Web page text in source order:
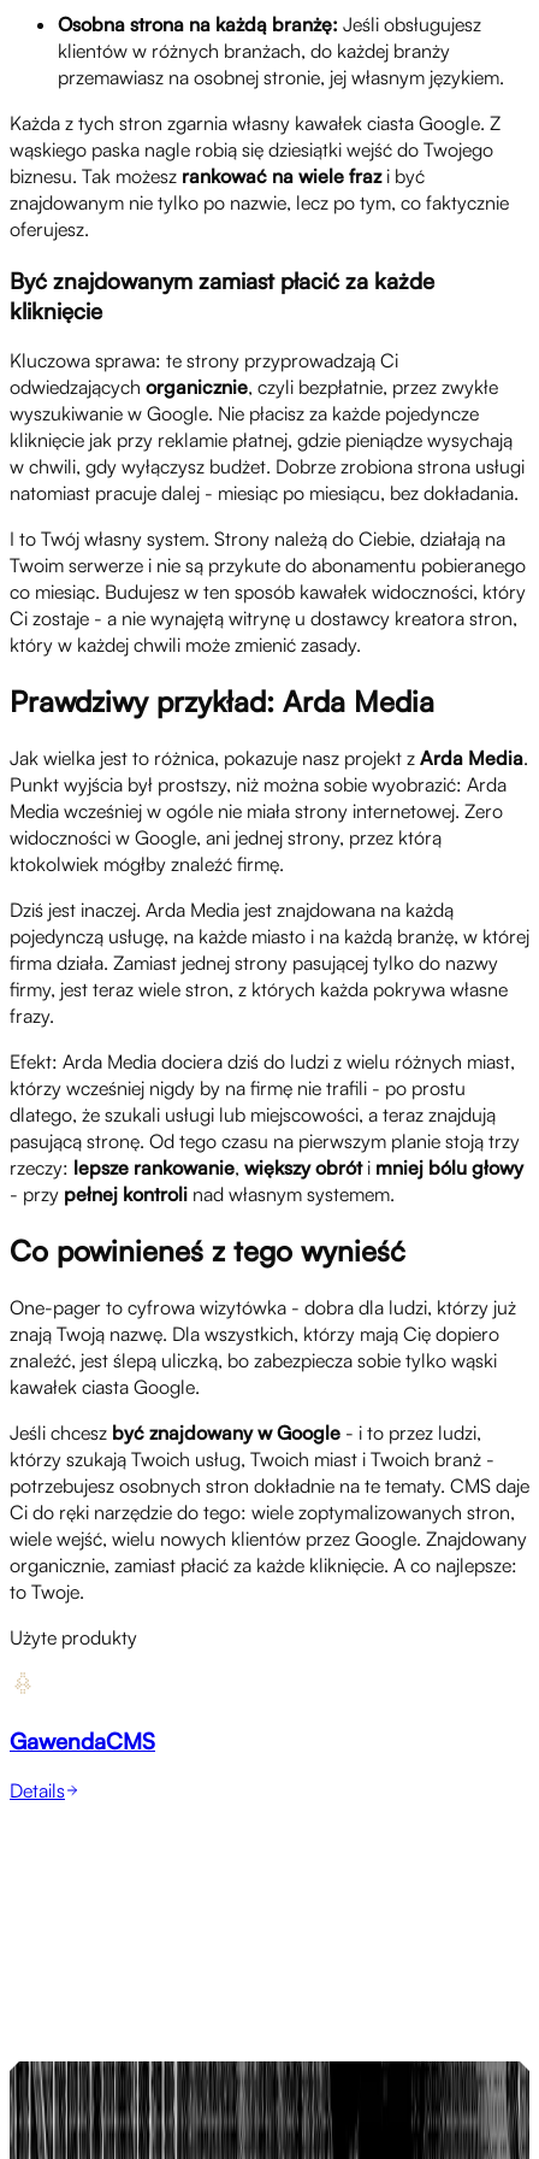
Osobna strona na każdą branżę: Jeśli obsługujesz
klientów w różnych branżach, do każdej branży
przemawiasz na osobnej stronie, jej własnym językiem.
Każda z tych stron zgarnia własny kawałek ciasta Google. Z
wąskiego paska nagle robią się dziesiątki wejść do Twojego
biznesu. Tak możesz rankować na wiele frazi być
znajdowanym nie tylko po nazwie, lecz po tym, co faktycznie
oferujesz.
Być znajdowanym zamiast płacić za każde
kliknięcie
Kluczowa sprawa: te strony przyprowadzają Ci
odwiedzających organicznie, czyli bezpłatnie, przez zwykłe
wyszukiwanie w Google. Nie płacisz za każde pojedyncze
kliknięcie jak przy reklamie płatnej, gdzie pieniądze wysychają
w chwili, gdy wyłączysz budżet. Dobrze zrobiona strona usługi
natomiast pracuje dalej - miesiąc po miesiącu, bez dokładania.
I to Twój własny system. Strony należą do Ciebie, działają na
Twoim serwerze i nie są przykute do abonamentu pobieranego
co miesiąc. Budujesz w ten sposób kawałek widoczności, który
Ci zostaje - a nie wynajętą witrynę u dostawcy kreatora stron,
który w każdej chwili może zmienić zasady.
Prawdziwy przykład: Arda Media
Jak wielka jest to różnica, pokazuje nasz projekt z Arda Media.
Punkt wyjścia był prostszy, niż można sobie wyobrazić: Arda
Media wcześniej w ogóle nie miała strony internetowej. Zero
widoczności w Google, ani jednej strony, przez którą
ktokolwiek mógłby znaleźć firmę.
Dziś jest inaczej. Arda Media jest znajdowana na każdą
pojedynczą usługę, na każde miasto i na każdą branżę, w której
firma działa. Zamiast jednej strony pasującej tylko do nazwy
firmy, jest teraz wiele stron, z których każda pokrywa własne
frazy.
Efekt: Arda Media dociera dziś do ludzi z wielu różnych miast,
którzy wcześniej nigdy by na firmę nie trafili - po prostu
dlatego, że szukali usługi lub miejscowości, a teraz znajdują
pasującą stronę. Od tego czasu na pierwszym planie stoją trzy
rzeczy: lepsze rankowanie, większy obróti mniej bólu głowy
- przy pełnej kontroli nad własnym systemem.
Co powinieneś z tego wynieść
One-pager to cyfrowa wizytówka - dobra dla ludzi, którzy już
znają Twoją nazwę. Dla wszystkich, którzy mają Cię dopiero
znaleźć, jest ślepą uliczką, bo zabezpiecza sobie tylko wąski
kawałek ciasta Google.
Jeśli chcesz być znajdowany w Google - i to przez ludzi,
którzy szukają Twoich usług, Twoich miast i Twoich branż -
potrzebujesz osobnych stron dokładnie na te tematy. CMS daje
Ci do ręki narzędzie do tego: wiele zoptymalizowanych stron,
wiele wejść, wielu nowych klientów przez Google. Znajdowany
organicznie, zamiast płacić za każde kliknięcie. A co najlepsze:
to Twoje.
Użyte produkty
GawendaCMS
Details
Lepsze pozycje, więcej przychodów, mniej